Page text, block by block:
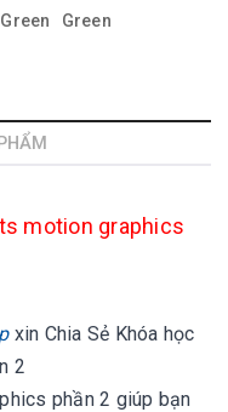
motion graphics
xin Chia Sẻ Khóa học
2
phần 2 giúp bạn